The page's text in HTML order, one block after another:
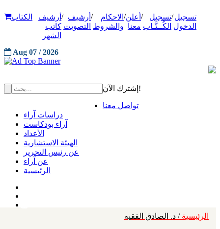
تسجيل
الدخول
/تسجيل
الكُــتَّـاب
/ أعلن
معنا
/ الاحكام
والشروط
/ أرشيف
التصويت
/ أرشيف
كاتب
الشهر
الكتاب
Aug 07 / 2026
إشترك الآن!
تواصل معنا
دراسات آراء
آراء بودكاست
الأعداد
الهيئة الاستشارية
عن رئيس التحرير
عن آراء
الرئيسية
الرئيسية / د. الصادق الفقيه